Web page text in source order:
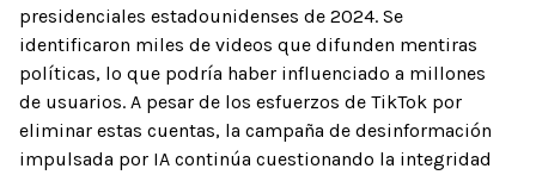
presidenciales estadounidenses de 2024. Se
identificaron miles de videos que difunden mentiras
políticas, lo que podría haber influenciado a millones
de usuarios. A pesar de los esfuerzos de TikTok por
eliminar estas cuentas, la campaña de desinformación
impulsada por IA continúa cuestionando la integridad